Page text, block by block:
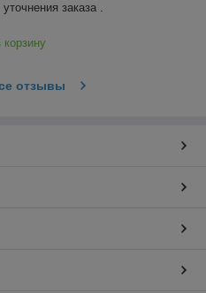
заказа .
отзывы